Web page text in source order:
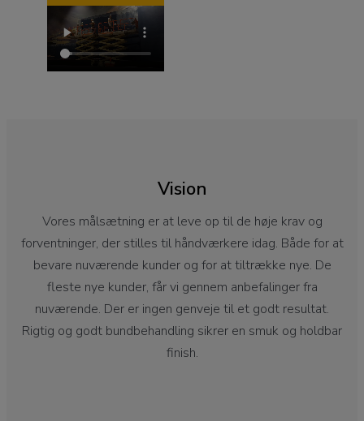
Vision
Vores målsætning er at leve op til de høje krav og
forventninger, der stilles til håndværkere idag. Både for at
bevare nuværende kunder og for at tiltrække nye. De
fleste nye kunder, får vi gennem anbefalinger fra
nuværende. Der er ingen genveje til et godt resultat.
Rigtig og godt bundbehandling sikrer en smuk og holdbar
finish.